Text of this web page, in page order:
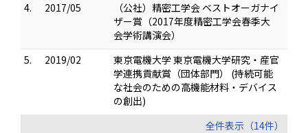
4. 2017/05
（公社）精密工学会 ベストオーガナイ
ザー賞（2017年度精密工学会春季大
会学術講演会）
5.
2019/02
東京電機大学 東京電機大学研究・産官
学連携貢献賞（団体部門） (持続可能
な社会のための高機能材料・デバイス
の創出)
全件表示（14件）